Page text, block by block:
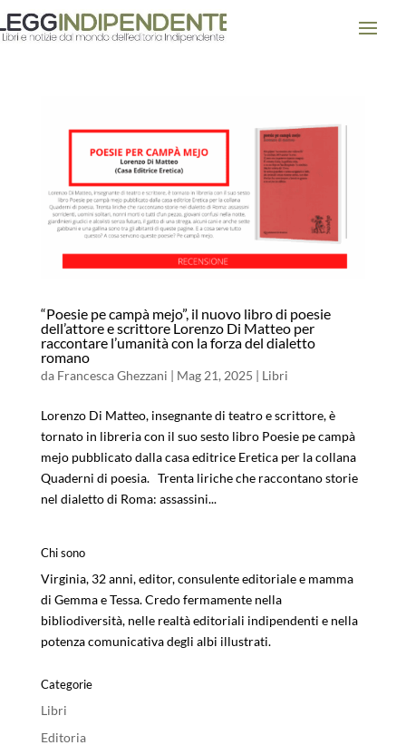
“Poesie pe campà mejo”, il nuovo libro di poesie
dell’attore e scrittore Lorenzo Di Matteo per
raccontare l’umanità con la forza del dialetto
romano
da Francesca Ghezzani | Mag 21, 2025 | Libri
Lorenzo Di Matteo, insegnante di teatro e scrittore, è
tornato in libreria con il suo sesto libro Poesie pe campà
mejo pubblicato dalla casa editrice Eretica per la collana
Quaderni di poesia. Trenta liriche che raccontano storie
nel dialetto di Roma: assassini...
Chi sono
Virginia, 32 anni, editor, consulente editoriale e mamma
di Gemma e Tessa. Credo fermamente nella
bibliodiversità, nelle realtà editoriali indipendenti e nella
potenza comunicativa degli albi illustrati.
Categorie
Libri
Editoria